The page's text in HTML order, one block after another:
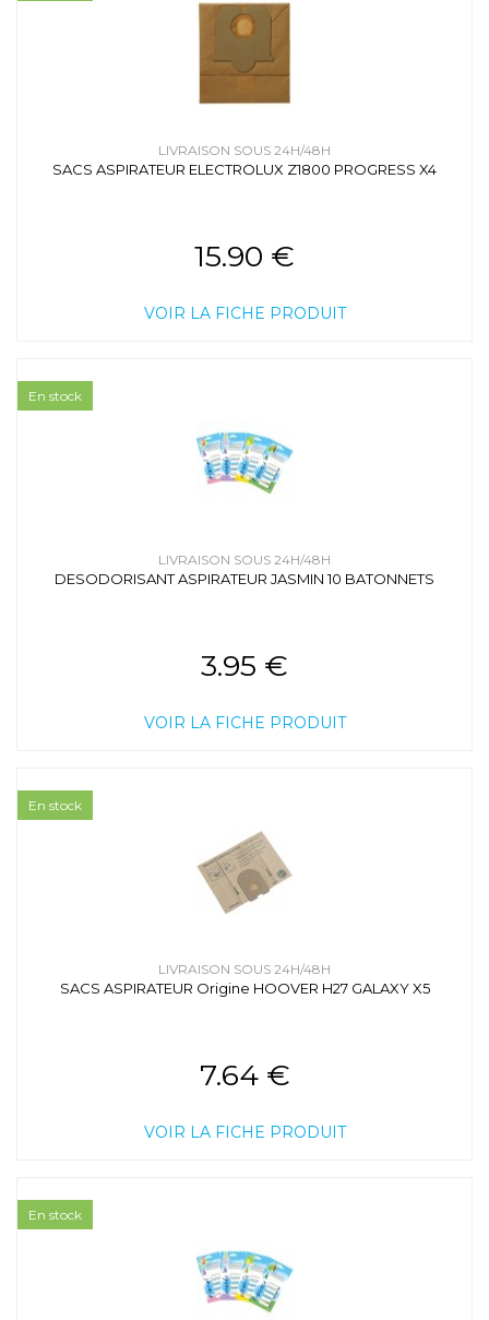
LIVRAISON SOUS 24H/48H
SACS ASPIRATEUR ELECTROLUX Z1800 PROGRESS X4
15.90 €
VOIR LA FICHE PRODUIT
LIVRAISON SOUS 24H/48H
DESODORISANT ASPIRATEUR JASMIN 10 BATONNETS
3.95 €
VOIR LA FICHE PRODUIT
En stock
LIVRAISON SOUS 24H/48H
SACS ASPIRATEUR Origine HOOVER H27 GALAXY X5
7.64 €
VOIR LA FICHE PRODUIT
En stock
En stock